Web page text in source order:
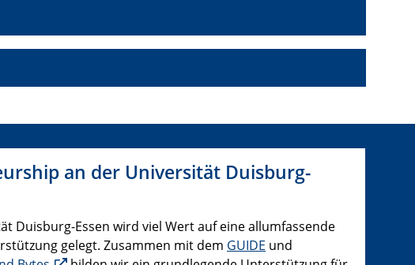
an der Universität Duisburg-
Duisburg-Essen wird viel Wert auf eine allumfassende
gelegt. Zusammen mit dem GUIDE und